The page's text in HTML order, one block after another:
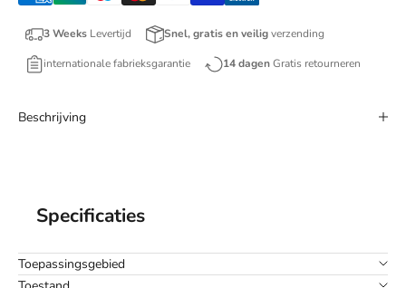
3 Weeks Levertijd Snel, gratis en veiligverzending
internationale fabrieksgarantie 14 dagenGratis retourneren
Beschrijving
Specificaties
Toepassingsgebied